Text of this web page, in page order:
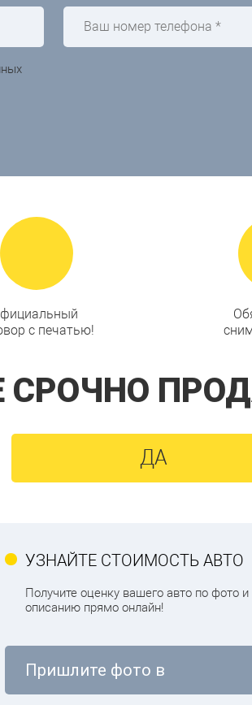
с печатью!
СРОЧНО
ДА
УЗНАЙТЕ СТОИМОСТЬ АВТО
Получите оценку вашего авто по фото и
описанию прямо онлайн!
Пришлите фото в